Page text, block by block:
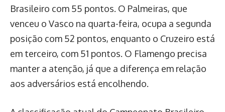
Brasileiro com 55 pontos. O Palmeiras, que
venceu o Vasco na quarta-feira, ocupa a segunda
posição com 52 pontos, enquanto o Cruzeiro está
em terceiro, com 51 pontos. O Flamengo precisa
manter a atenção, já que a diferença em relação
aos adversários está encolhendo.